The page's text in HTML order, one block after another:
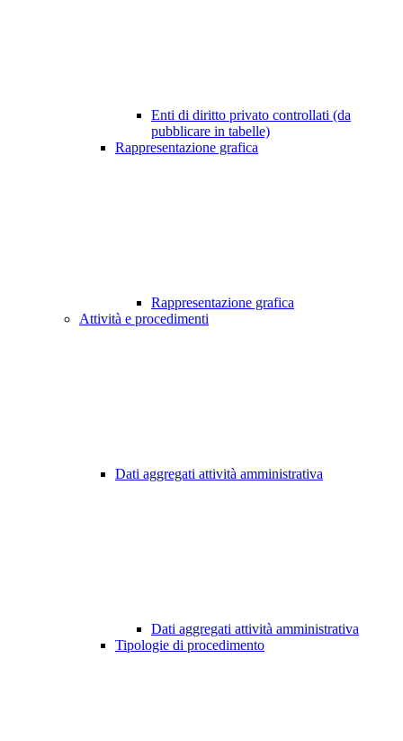
Enti di diritto privato controllati (da
pubblicare in tabelle)
Rappresentazione grafica
Rappresentazione grafica
Attività e procedimenti
Dati aggregati attività amministrativa
Dati aggregati attività amministrativa
Tipologie di procedimento